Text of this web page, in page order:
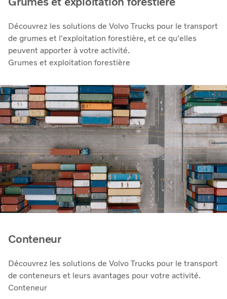
Découvrez les solutions de Volvo Trucks pour le transport
de grumes et l'exploitation forestière, et ce qu'elles
peuvent apporter à votre activité.
Grumes et exploitation forestière
Conteneur
Découvrez les solutions de Volvo Trucks pour le transport
de conteneurs et leurs avantages pour votre activité.
Conteneur